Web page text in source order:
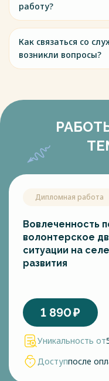
работу?
Как связаться со
возникли вопросы?
Дипломная работа
Вовлеченность
волонтерское
ситуации на
развития
1 890₽
Уникальность от
Доступпосле